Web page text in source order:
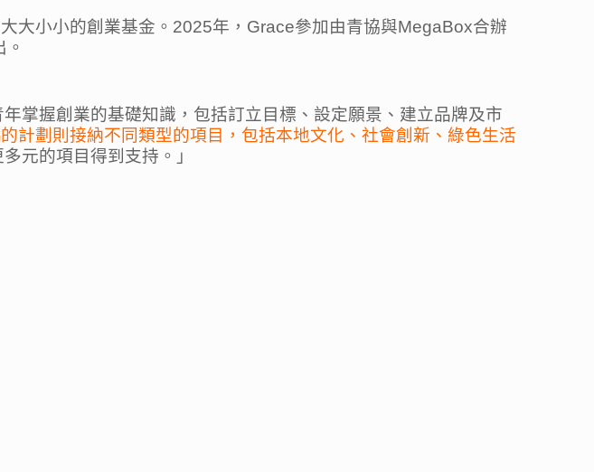
大小小的創業基金。2025年，Grace參加由青協與MegaBox合辦
掌握創業的基礎知識，包括訂立目標、設定願景、建立品牌及市
計劃則接納不同類型的項目，包括本地文化、社會創新、綠色生活
元的項目得到支持。」